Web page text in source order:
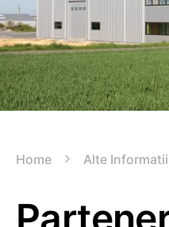
Home Alte Informatii